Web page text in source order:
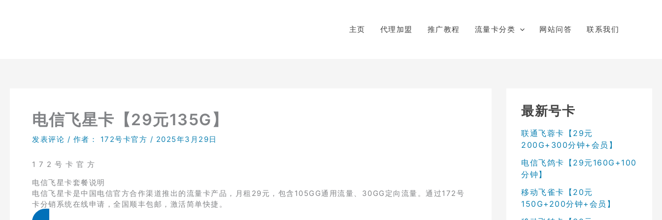
主页 代理加盟 推广教程 流量卡分类 网站问答 联系我们
电信飞星卡【29元135G】
发表评论 / 作者： 172号卡官方 / 2025年3月29日
1 7 2 号 卡 官 方
电信飞星卡套餐说明
电信飞星卡是中国电信官方合作渠道推出的流量卡产品，月租29元，包含105GG通用流量、30GG定向流量。通过172号
卡分销系统在线申请，全国顺丰包邮，激活简单快捷。
最新号卡
联通飞蓉卡【29元
200G+300分钟+会员】
电信飞鸽卡【29元160G+100
分钟】
移动飞雀卡【20元
150G+200分钟+会员】